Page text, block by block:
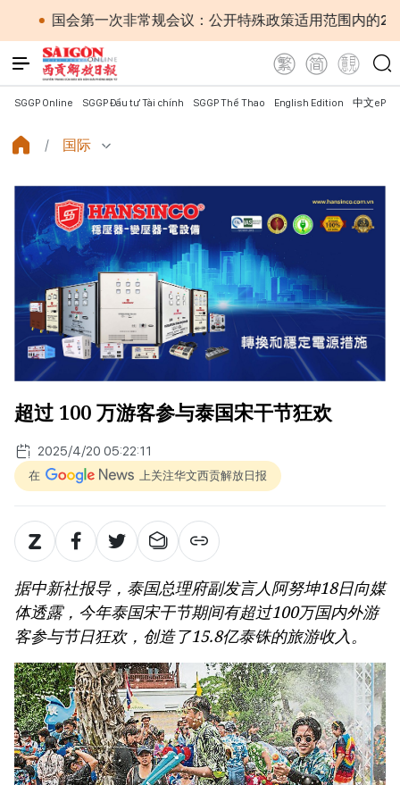
一次非常规会议：公开特殊政策适用范围内的2027年APEC
SGGP Online SGGP Đầu tư Tài chính SGGP Thể Thao English Edition 中文
国际
超过 100 万游客参与泰国宋干节狂欢
2025/4/20 05:22:11
在 上关注华文西贡解放日报
据中新社报导，泰国总理府副发言人阿努坤18日向媒
体透露，今年泰国宋干节期间有超过100万国内外游
客参与节日狂欢，创造了15.8亿泰铢的旅游收入。